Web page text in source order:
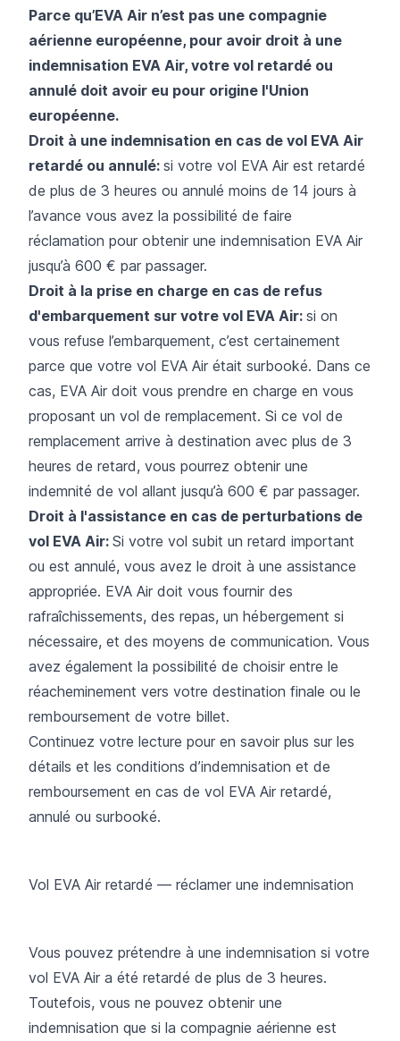
Parce qu’EVA Air n’est pas une compagnie
aérienne européenne, pour avoir droit à une
indemnisation EVA Air, votre vol retardé ou
annulé doit avoir eu pour origine l'Union
européenne.
Droit à une indemnisation en cas de vol EVA Air
retardé ou annulé: si votre vol EVA Air est retardé
de plus de 3 heures ou annulé moins de 14 jours à
l’avance vous avez la possibilité de faire
réclamation pour obtenir une indemnisation EVA Air
jusqu’à 600 € par passager.
Droit à la prise en charge en cas de refus
d'embarquement sur votre vol EVA Air: si on
vous refuse l’embarquement, c’est certainement
parce que votre vol EVA Air était surbooké. Dans ce
cas, EVA Air doit vous prendre en charge en vous
proposant un vol de remplacement. Si ce vol de
remplacement arrive à destination avec plus de 3
heures de retard, vous pourrez obtenir une
indemnité de vol allant jusqu’à 600 € par passager.
Droit à l'assistance en cas de perturbations de
vol EVA Air: Si votre vol subit un retard important
ou est annulé, vous avez le droit à une assistance
appropriée. EVA Air doit vous fournir des
rafraîchissements, des repas, un hébergement si
nécessaire, et des moyens de communication. Vous
avez également la possibilité de choisir entre le
réacheminement vers votre destination finale ou le
remboursement de votre billet.
Continuez votre lecture pour en savoir plus sur les
détails et les conditions d’indemnisation et de
remboursement en cas de vol EVA Air retardé,
annulé ou surbooké.
Vol EVA Air retardé — réclamer une indemnisation
Vous pouvez prétendre à une indemnisation si votre
vol EVA Air a été retardé de plus de 3 heures.
Toutefois, vous ne pouvez obtenir une
indemnisation que si la compagnie aérienne est